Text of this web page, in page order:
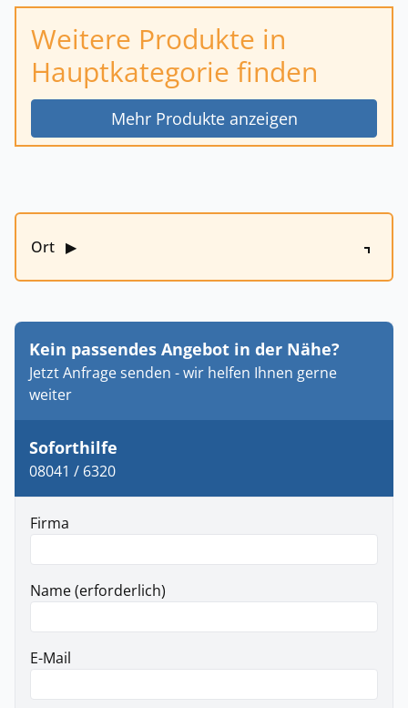
Weitere Produkte in
Hauptkategorie finden
Mehr Produkte anzeigen
Ort ▶
Kein passendes Angebot in der Nähe?
Jetzt Anfrage senden - wir helfen Ihnen gerne
weiter
Soforthilfe
08041 / 6320
Firma
Name (erforderlich)
E-Mail